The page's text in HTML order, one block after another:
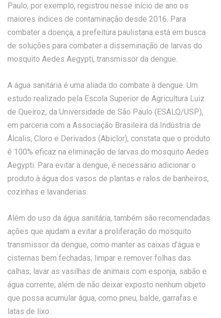
Paulo, por exemplo, registrou nesse início de ano os
maiores índices de contaminação desde 2016. Para
combater a doença, a prefeitura paulistana está em busca
de soluções para combater a disseminação de larvas do
mosquito Aedes Aegypti, transmissor da dengue.
A água sanitária é uma aliada do combate à dengue. Um
estudo realizado pela Escola Superior de Agricultura Luiz
de Queiroz, da Universidade de São Paulo (ESALQ/USP),
em parceria com a Associação Brasileira da Indústria de
Álcalis, Cloro e Derivados (Abiclor), constata que o produto
é 100% eficaz na eliminação de larvas do mosquito Aedes
Aegypti. Para evitar a dengue, é necessário adicionar o
produto à água dos vasos de plantas e ralos de banheiros,
cozinhas e lavanderias.
Além do uso da água sanitária, também são recomendadas
ações que ajudam a evitar a proliferação do mosquito
transmissor da dengue, como manter as caixas d’água e
cisternas bem fechadas; limpar e remover folhas das
calhas; lavar as vasilhas de animais com esponja, sabão e
água corrente; além de não deixar exposto nenhum objeto
que possa acumular água, como pneu, balde, garrafas e
latas de lixo.